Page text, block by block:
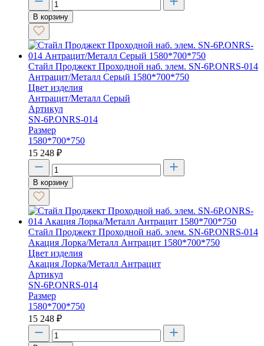
В корзину
Стайл Проджект Проходной наб. элем. SN-6P.ONRS-014
Антрацит/Металл Серый 1580*700*750
Цвет изделия
Антрацит/Металл Серый
Артикул
SN-6P.ONRS-014
Размер
1580*700*750
15 248 ₽
В корзину
Стайл Проджект Проходной наб. элем. SN-6P.ONRS-014
Акация Лорка/Металл Антрацит 1580*700*750
Цвет изделия
Акация Лорка/Металл Антрацит
Артикул
SN-6P.ONRS-014
Размер
1580*700*750
15 248 ₽